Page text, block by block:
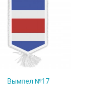
Вымпел №17